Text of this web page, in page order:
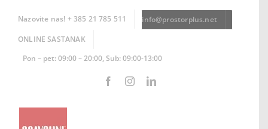
Nazovite nas! + 385 21 785 511
info@prostorplus.net
ONLINE SASTANAK
Pon – pet: 09:00 – 20:00, Sub: 09:00-13:00